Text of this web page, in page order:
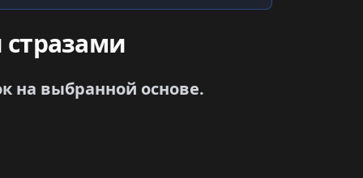
на выбранной основе.